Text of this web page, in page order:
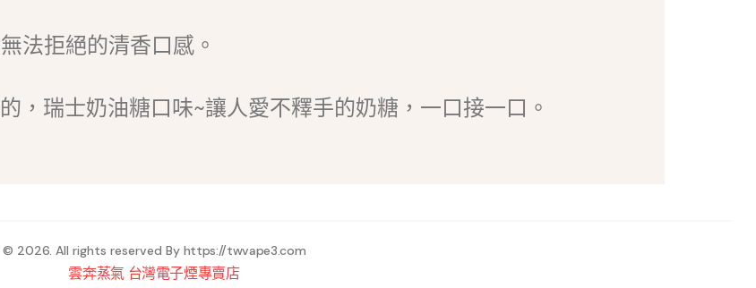
法拒絕的清香口感。
，瑞士奶油糖口味~讓人愛不釋手的奶糖，一口接一口。
© 2026. All rights reserved By https://twvape3.com
雲奔蒸氣 台灣電子煙專賣店